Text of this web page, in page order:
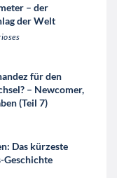
– der
der Welt
für den
– Newcomer,
(Teil 7)
Das kürzeste
Geschichte